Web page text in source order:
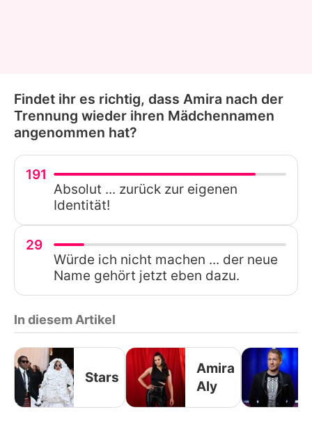
Findet ihr es richtig, dass Amira nach der
Trennung wieder ihren Mädchennamen
angenommen hat?
191
Absolut ... zurück zur eigenen
Identität!
29
Würde ich nicht machen ... der neue
Name gehört jetzt eben dazu.
In diesem Artikel
Stars
Amira
Aly